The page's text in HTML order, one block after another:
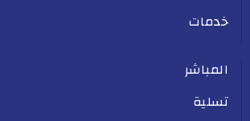
خدمات
المباشر
تسلية